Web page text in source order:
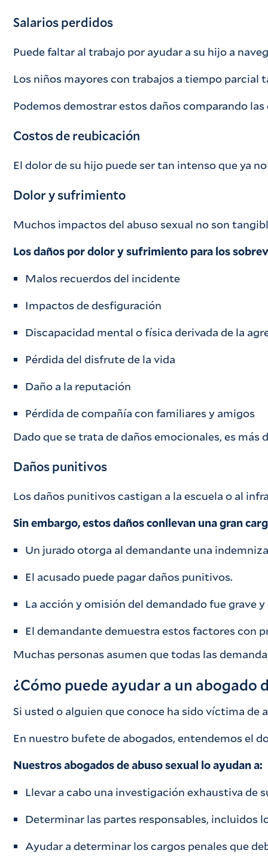
Salarios perdidos
Puede faltar al trabajo por ayudar a su hijo a
Los niños mayores con trabajos a tiempo
Podemos demostrar estos daños comparando
Costos de reubicación
El dolor de su hijo puede ser tan intenso que ya
Dolor y sufrimiento
Muchos impactos del abuso sexual no son
Los daños por dolor y sufrimiento para los
Malos recuerdos del incidente
Impactos de desfiguración
Discapacidad mental o física derivada de la
Pérdida del disfrute de la vida
Daño a la reputación
Pérdida de compañía con familiares y amigos
Dado que se trata de daños emocionales, es
Daños punitivos
Los daños punitivos castigan a la escuela o al
Sin embargo, estos daños conllevan una gran
Un jurado otorga al demandante una
El acusado puede pagar daños punitivos.
La acción y omisión del demandado fue grave
El demandante demuestra estos factores con
Muchas personas asumen que todas las
¿Cómo puede ayudar a un abogado
Si usted o alguien que conoce ha sido víctima de
En nuestro bufete de abogados, entendemos el
Nuestros abogados de abuso sexual lo ayudan a:
Llevar a cabo una investigación exhaustiva de
Determinar las partes responsables, incluidos
Ayudar a determinar los cargos penales que